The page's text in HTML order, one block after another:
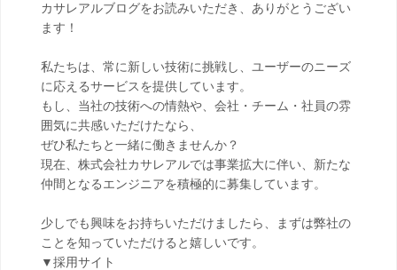
カサレアルブログをお読みいただき、ありがとうござい
ます！
私たちは、常に新しい技術に挑戦し、ユーザーのニーズ
に応えるサービスを提供しています。
もし、当社の技術への情熱や、会社・チーム・社員の雰
囲気に共感いただけたなら、
ぜひ私たちと一緒に働きませんか？
現在、株式会社カサレアルでは事業拡大に伴い、新たな
仲間となるエンジニアを積極的に募集しています。
少しでも興味をお持ちいただけましたら、まずは弊社の
ことを知っていただけると嬉しいです。
▼採用サイト